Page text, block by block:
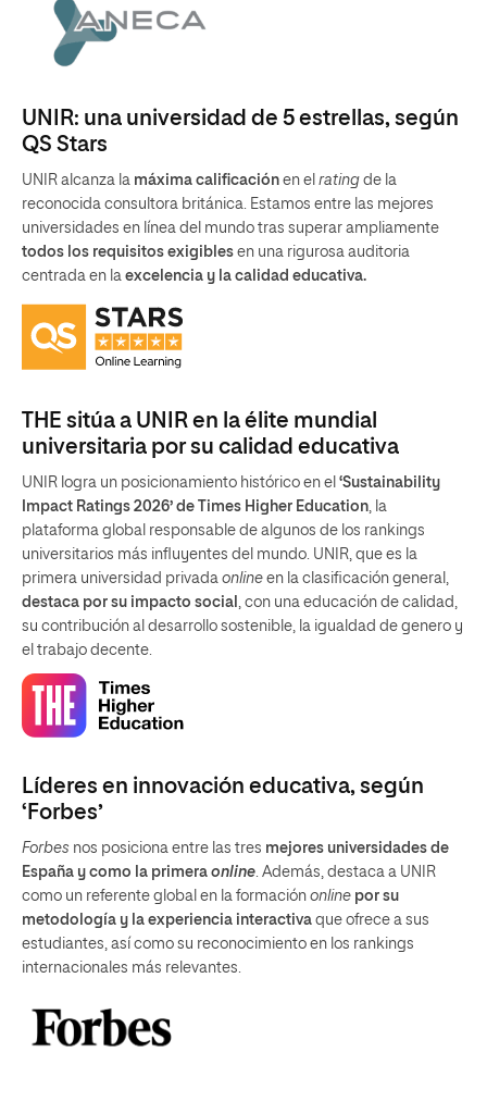
UNIR: una universidad de 5 estrellas, según
QS Stars
UNIR alcanza la máxima calificación en el rating de la
reconocida consultora británica. Estamos entre las mejores
universidades en línea del mundo tras superar ampliamente
todos los requisitos exigibles en una rigurosa auditoria
centrada en la excelencia y la calidad educativa.
THE sitúa a UNIR en la élite mundial
universitaria por su calidad educativa
UNIR logra un posicionamiento histórico en el ‘Sustainability
Impact Ratings 2026’ de Times Higher Education , la
plataforma global responsable de algunos de los rankings
universitarios más influyentes del mundo. UNIR, que es la
primera universidad privada online en la clasificación general,
destaca por su impacto social
, con una educación de calidad,
su contribución al desarrollo sostenible, la igualdad de genero y
el trabajo decente.
Líderes en innovación educativa, según
‘Forbes’
Forbes nos posiciona entre las tres mejores universidades de
España y como la primera online. Además, destaca a UNIR
como un referente global en la formación online por su
metodología y la experiencia interactiva que ofrece a sus
estudiantes, así como su reconocimiento en los rankings
internacionales más relevantes.